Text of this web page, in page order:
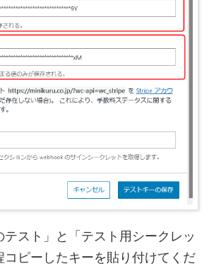
テスト」と「テスト用シークレッ
コピーしたキーを貼り付けてくだ